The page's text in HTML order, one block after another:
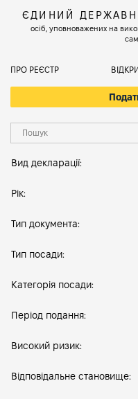
ЄДИНИЙ
осіб, уповноважених на
ПРО РЕЄСТР
Вид декларації:
Рік:
Тип документа:
Тип посади:
Категорія посади:
Період подання:
Високий ризик:
Відповідальне становище: